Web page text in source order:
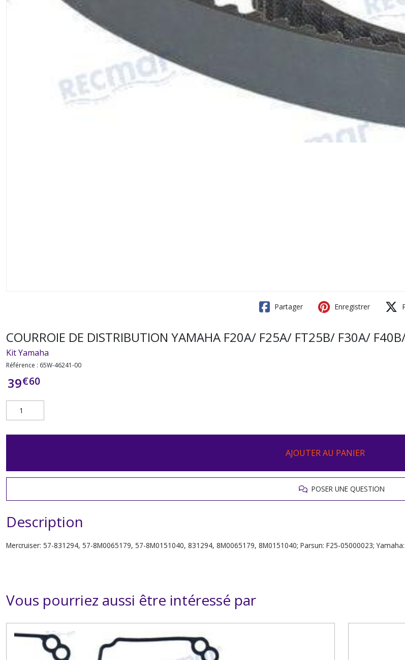
Partager Enregistrer
COURROIE DE DISTRIBUTION YAMAHA F20A/ F25A/ FT25B/ F30A/
Kit Yamaha
Référence : 65W-46241-00
39€60
AJOUTER AU PANIER
POSER UNE QUESTION
Description
Mercruiser: 57-831294, 57-8M0065179, 57-8M0151040, 831294, 8M0065179, 8M0151040; Parsun: F25-05000023;
Vous pourriez aussi être intéressé par